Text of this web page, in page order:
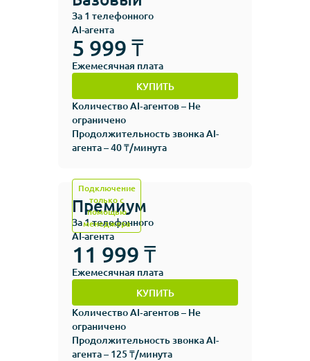
За 1 телефонного
AI-агента
5 999 ₸
Ежемесячная плата
КУПИТЬ
Количество AI‑агентов – Не
ограничено
Продолжительность звонка AI-
агента – 40 ₸/минута
Премиум
Подключение
только с
помощью
менеджера
За 1 телефонного
AI-агента
11 999 ₸
Ежемесячная плата
КУПИТЬ
Количество AI‑агентов – Не
ограничено
Продолжительность звонка AI-
агента – 125 ₸/минута